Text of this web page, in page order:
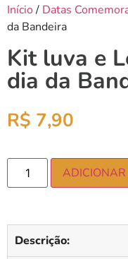
Início/ Datas
da Bandeira
Kit luva e
dia da
R$ 7,90
Descrição: